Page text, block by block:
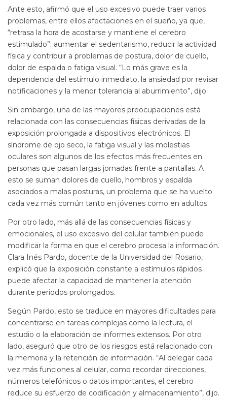
Ante esto, afirmó que el uso excesivo puede traer varios
problemas, entre ellos afectaciones en el sueño, ya que,
“retrasa la hora de acostarse y mantiene el cerebro
estimulado”; aumentar el sedentarismo, reducir la actividad
física y contribuir a problemas de postura, dolor de cuello,
dolor de espalda o fatiga visual. “Lo más grave es la
dependencia del estímulo inmediato, la ansiedad por revisar
notificaciones y la menor tolerancia al aburrimiento”, dijo.
Sin embargo, una de las mayores preocupaciones está
relacionada con las consecuencias físicas derivadas de la
exposición prolongada a dispositivos electrónicos. El
síndrome de ojo seco, la fatiga visual y las molestias
oculares son algunos de los efectos más frecuentes en
personas que pasan largas jornadas frente a pantallas. A
esto se suman dolores de cuello, hombros y espalda
asociados a malas posturas, un problema que se ha vuelto
cada vez más común tanto en jóvenes como en adultos.
Por otro lado, más allá de las consecuencias físicas y
emocionales, el uso excesivo del celular también puede
modificar la forma en que el cerebro procesa la información.
Clara Inés Pardo, docente de la Universidad del Rosario,
explicó que la exposición constante a estímulos rápidos
puede afectar la capacidad de mantener la atención
durante periodos prolongados.
Según Pardo, esto se traduce en mayores dificultades para
concentrarse en tareas complejas como la lectura, el
estudio o la elaboración de informes extensos. Por otro
lado, aseguró que otro de los riesgos está relacionado con
la memoria y la retención de información. “Al delegar cada
vez más funciones al celular, como recordar direcciones,
números telefónicos o datos importantes, el cerebro
reduce su esfuerzo de codificación y almacenamiento”, dijo.